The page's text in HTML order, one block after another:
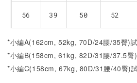
56 39 50 52
*小編A(162cm, 52kg, 70D/24腰/35臀)
*小編B(158cm, 61kg, 82D/31腰/37.5臀
*小編C(158cm, 67kg, 80D/31腰/40臀)